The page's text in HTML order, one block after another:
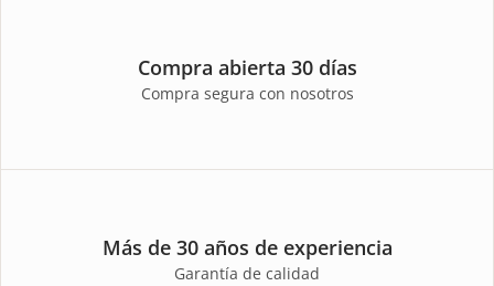
Compra abierta 30 días
Compra segura con nosotros
Más de 30 años de experiencia
Garantía de calidad